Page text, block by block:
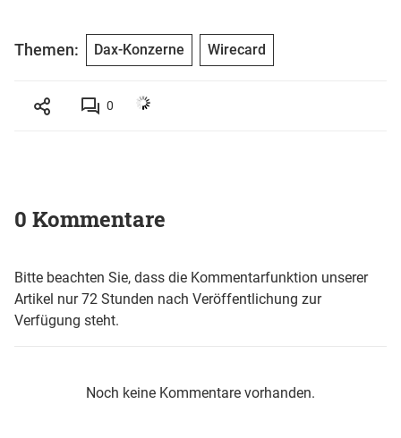
Themen: Dax-Konzerne Wirecard
0
0 Kommentare
Bitte beachten Sie, dass die Kommentarfunktion unserer
Artikel nur 72 Stunden nach Veröffentlichung zur
Verfügung steht.
Noch keine Kommentare vorhanden.